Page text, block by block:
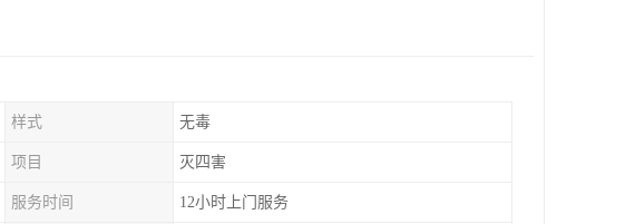
样式 无毒
项目 灭四害
服务时间 12小时上门服务